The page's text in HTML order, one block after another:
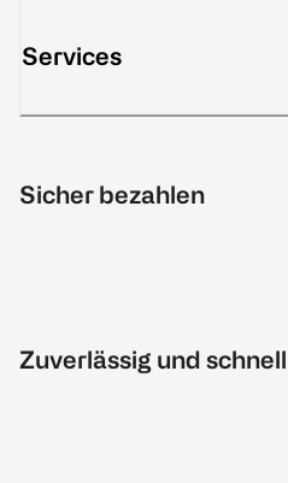
Services
Sicher bezahlen
Zuverlässig und